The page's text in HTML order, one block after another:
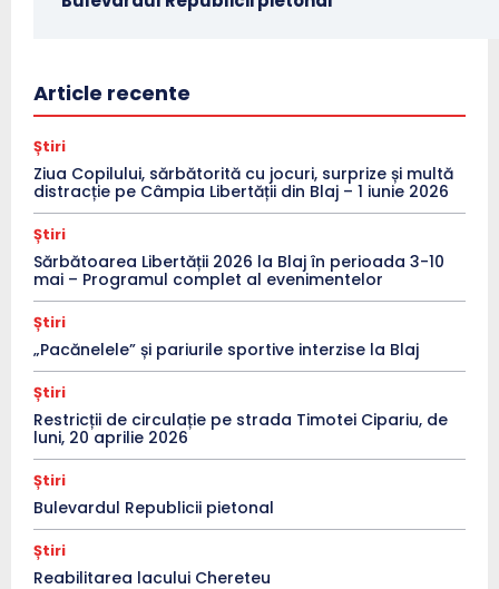
Article recente
Știri
Ziua Copilului, sărbătorită cu jocuri, surprize și multă
distracție pe Câmpia Libertății din Blaj – 1 iunie 2026
Știri
Sărbătoarea Libertății 2026 la Blaj în perioada 3-10
mai – Programul complet al evenimentelor
Știri
„Pacănelele” și pariurile sportive interzise la Blaj
Știri
Restricții de circulație pe strada Timotei Cipariu, de
luni, 20 aprilie 2026
Știri
Bulevardul Republicii pietonal
Știri
Reabilitarea lacului Chereteu